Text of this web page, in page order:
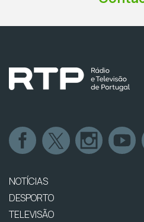
NOTÍCIAS
DESPORTO
TELEVISÃO